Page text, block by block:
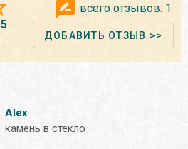
5
всего отзывов: 1
ДОБАВИТЬ ОТЗЫВ >>
Alex
камень в стекло